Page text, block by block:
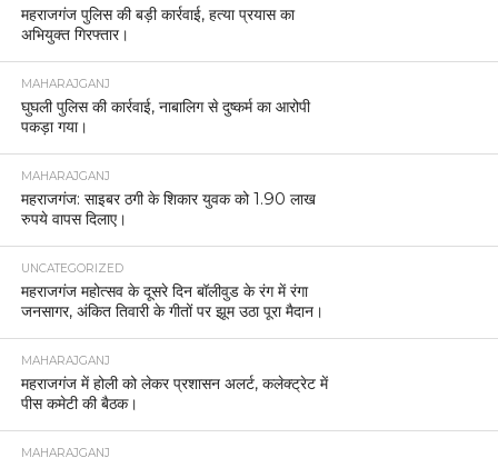
महराजगंज पुलिस की बड़ी कार्रवाई, हत्या प्रयास का
अभियुक्त गिरफ्तार।
MAHARAJGANJ
घुघली पुलिस की कार्रवाई, नाबालिग से दुष्कर्म का आरोपी
पकड़ा गया।
MAHARAJGANJ
महराजगंज: साइबर ठगी के शिकार युवक को 1.90 लाख
रुपये वापस दिलाए।
UNCATEGORIZED
महराजगंज महोत्सव के दूसरे दिन बॉलीवुड के रंग में रंगा
जनसागर, अंकित तिवारी के गीतों पर झूम उठा पूरा मैदान।
MAHARAJGANJ
महराजगंज में होली को लेकर प्रशासन अलर्ट, कलेक्ट्रेट में
पीस कमेटी की बैठक।
MAHARAJGANJ